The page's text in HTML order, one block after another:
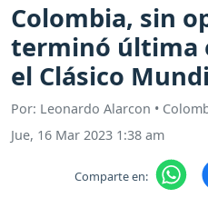
Colombia, sin
terminó última
el Clásico
Por: Leonardo Alarcon •
Jue, 16 Mar 2023 1:38 am
Comparte en: